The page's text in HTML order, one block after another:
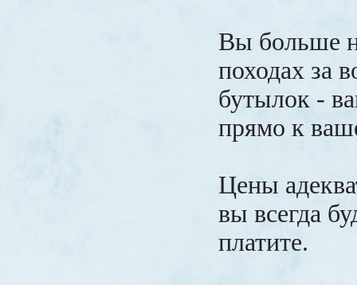
Вы больше
походах за
бутылок -
прямо к
Цены
вы всегда
платите.